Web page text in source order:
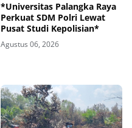
*Universitas Palangka Raya
Perkuat SDM Polri Lewat
Pusat Studi Kepolisian*
Agustus 06, 2026